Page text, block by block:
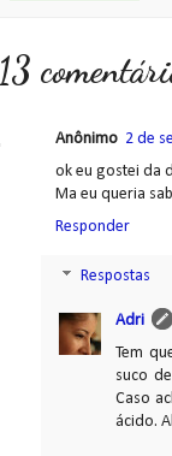
13
Anônimo 2 de
ok eu gostei da
Ma eu queria
Responder
Respostas
Adri
Tem
suco
Caso
ácido.